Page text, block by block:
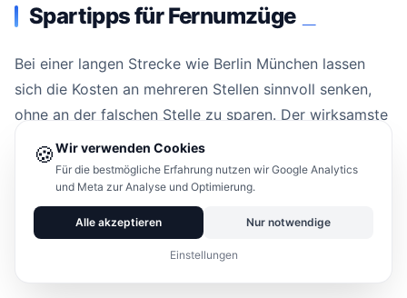
Spartipps für Fernumzüge
Bei einer langen Strecke wie Berlin München lassen
sich die Kosten an mehreren Stellen sinnvoll senken,
ohne an der falschen Stelle zu sparen. Der wirksamste
Hebel ist die Reduzierung des Volumens. Jeder
Kubikmeter, der nicht mitfährt, spart unmittelbar
Transportkosten. Vor einem Fernumzug lohnt es sich
besonders, konsequent auszusortieren, zu
verschenken oder zu verkaufen, was am Zielort nicht
🍪Wir verwenden Cookies
Für die bestmögliche Erfahrung nutzen wir Google Analytics
und Meta zur Analyse und Optimierung.
Alle akzeptieren Nur notwendige
Einstellungen